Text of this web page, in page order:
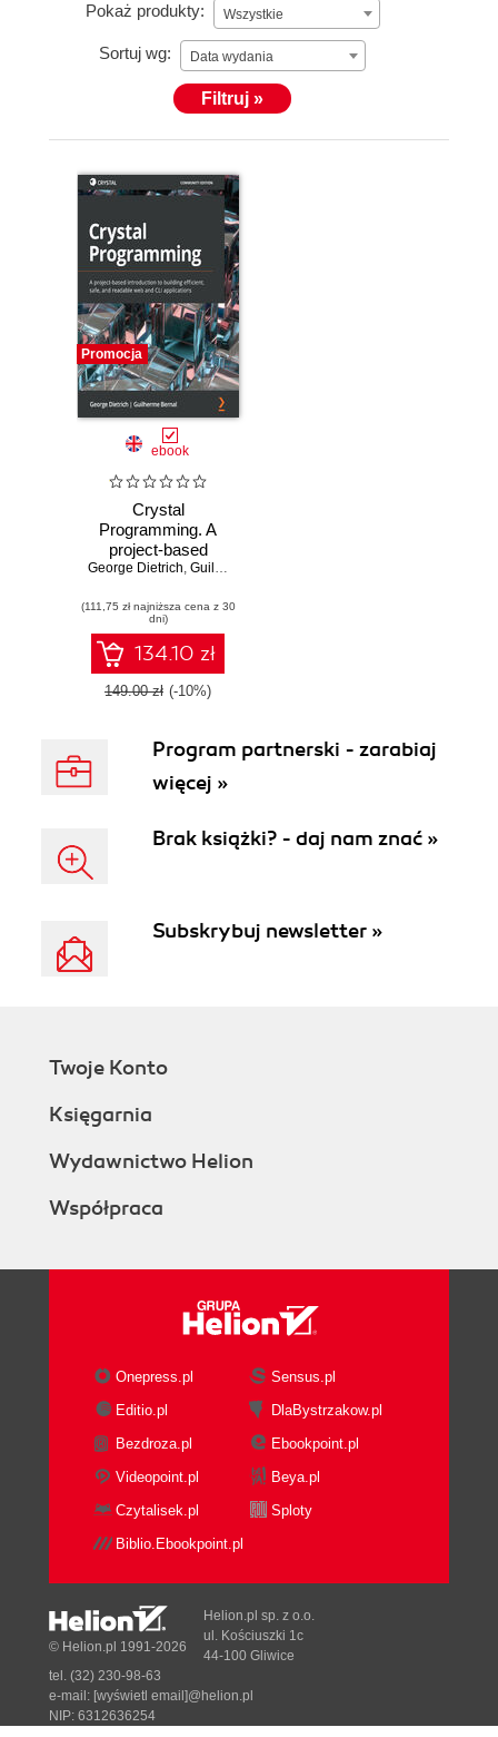
Pokaż produkty: Wszystkie
Sortuj wg: Data wydania
Filtruj »
Promocja
ebook
Crystal
Programming. A
project-based
introduction to
safe, and readable
web and CLI
applications
George Dietrich, Guilherme Bernal
(111,75 zł najniższa cena z 30
dni)
134.10 zł
149.00 zł (-10%)
Program partnerski - zarabiaj
więcej »
Brak książki? - daj nam znać »
Subskrybuj newsletter »
Twoje Konto
Księgarnia
Wydawnictwo Helion
Współpraca
Onepress.pl
Sensus.pl
Editio.pl
DlaBystrzakow.pl
Bezdroza.pl
Ebookpoint.pl
Videopoint.pl
Beya.pl
Czytalisek.pl
Sploty
Biblio.Ebookpoint.pl
© Helion.pl 1991-2026
Helion.pl sp. z o.o.
ul. Kościuszki 1c
44-100 Gliwice
tel. (32) 230-98-63
e-mail: [wyświetl email]@helion.pl
NIP: 6312636254